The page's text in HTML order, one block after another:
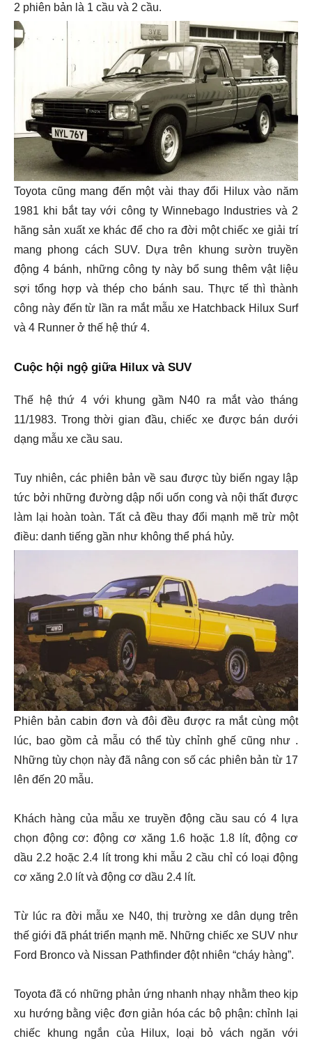
2 phiên bản là 1 cầu và 2 cầu.
Toyota cũng mang đến một vài thay đổi Hilux vào năm
1981 khi bắt tay với công ty Winnebago Industries và 2
hãng sản xuất xe khác để cho ra đời một chiếc xe giải trí
mang phong cách SUV. Dựa trên khung sườn truyền
động 4 bánh, những công ty này bổ sung thêm vật liệu
sợi tổng hợp và thép cho bánh sau. Thực tế thì thành
công này đến từ lần ra mắt mẫu xe Hatchback Hilux Surf
và 4 Runner ở thế hệ thứ 4.
Cuộc hội ngộ giữa Hilux và SUV
Thế hệ thứ 4 với khung gầm N40 ra mắt vào tháng
11/1983. Trong thời gian đầu, chiếc xe được bán dưới
dạng mẫu xe cầu sau.
Tuy nhiên, các phiên bản về sau được tùy biến ngay lập
tức bởi những đường dập nổi uốn cong và nội thất được
làm lại hoàn toàn. Tất cả đều thay đổi mạnh mẽ trừ một
điều: danh tiếng gần như không thể phá hủy.
Phiên bản cabin đơn và đôi đều được ra mắt cùng một
lúc, bao gồm cả mẫu có thể tùy chỉnh ghế cũng như .
Những tùy chọn này đã nâng con số các phiên bản từ 17
lên đến 20 mẫu.
Khách hàng của mẫu xe truyền động cầu sau có 4 lựa
chọn động cơ: động cơ xăng 1.6 hoặc 1.8 lít, động cơ
dầu 2.2 hoặc 2.4 lít trong khi mẫu 2 cầu chỉ có loại động
cơ xăng 2.0 lít và động cơ dầu 2.4 lít.
Từ lúc ra đời mẫu xe N40, thị trường xe dân dụng trên
thế giới đã phát triển mạnh mẽ. Những chiếc xe SUV như
Ford Bronco và Nissan Pathfinder đột nhiên “cháy hàng”.
Toyota đã có những phản ứng nhanh nhạy nhằm theo kịp
xu hướng bằng việc đơn giản hóa các bộ phận: chỉnh lại
chiếc khung ngắn của Hilux, loại bỏ vách ngăn với